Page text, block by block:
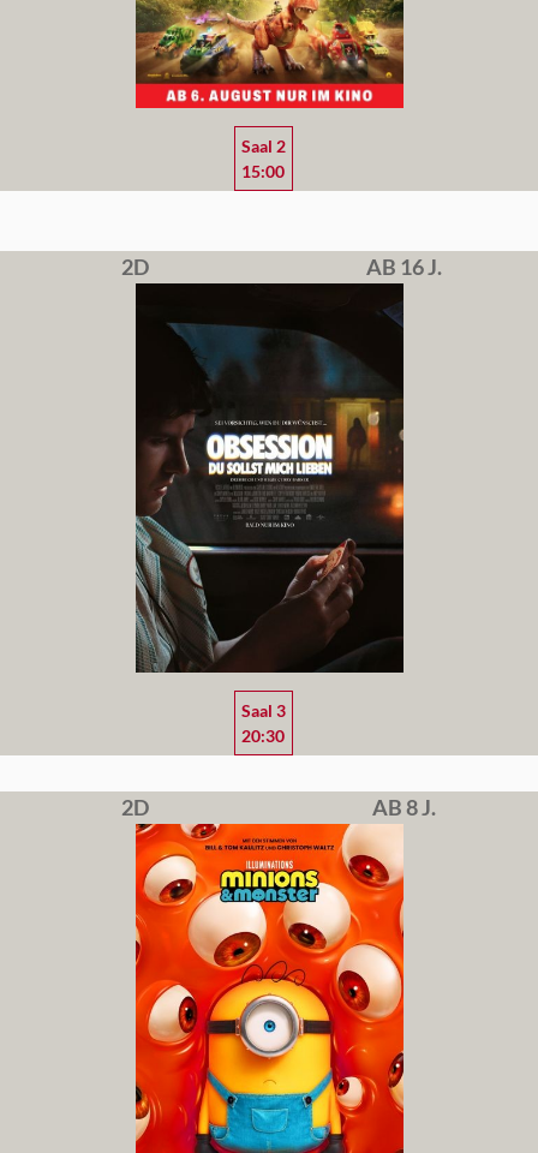
Saal 2
15:00
2D AB 16 J.
Saal 3
20:30
2D AB 8 J.